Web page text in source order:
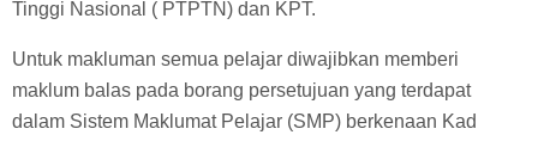
Tinggi Nasional ( PTPTN) dan KPT.
Untuk makluman semua pelajar diwajibkan memberi
maklum balas pada borang persetujuan yang terdapat
dalam Sistem Maklumat Pelajar (SMP) berkenaan Kad